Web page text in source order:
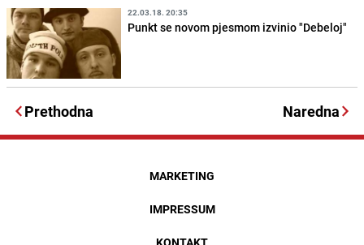
22.03.18. 20:35
Punkt se novom pjesmom izvinio "Debeloj"
Prethodna Naredna
MARKETING
IMPRESSUM